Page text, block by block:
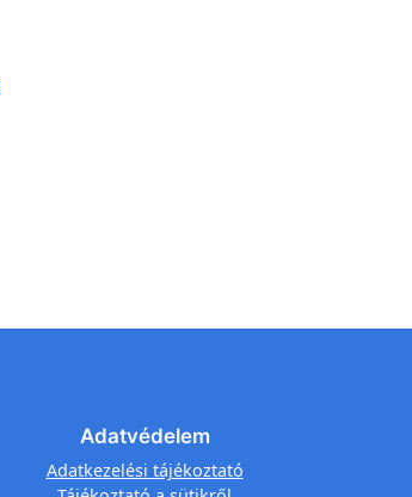
Adatvédelem
Adatkezelési tájékoztató